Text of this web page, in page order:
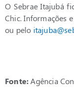
O Sebrae Itajubá
Chic. Informações
ou pelo
Fonte:Agência